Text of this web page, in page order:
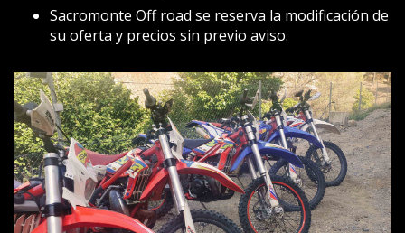
Sacromonte Off road se reserva la modificación de
su oferta y precios sin previo aviso.